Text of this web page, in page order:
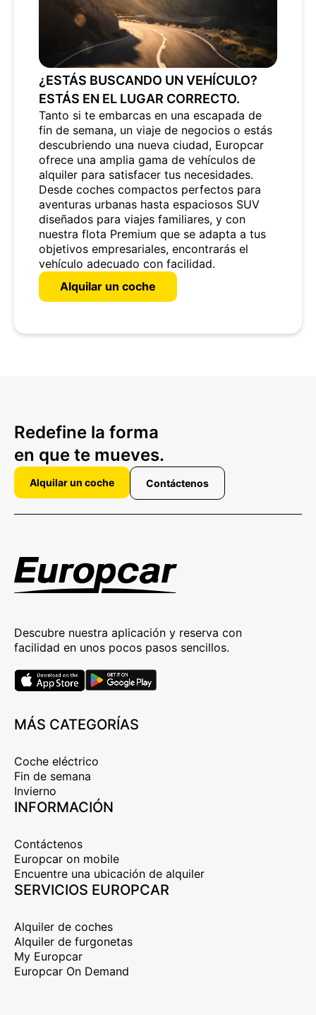
¿ESTÁS BUSCANDO UN VEHÍCULO?
ESTÁS EN EL LUGAR CORRECTO.
Tanto si te embarcas en una escapada de
fin de semana, un viaje de negocios o estás
descubriendo una nueva ciudad, Europcar
ofrece una amplia gama de vehículos de
alquiler para satisfacer tus necesidades.
Desde coches compactos perfectos para
aventuras urbanas hasta espaciosos SUV
diseñados para viajes familiares, y con
nuestra flota Premium que se adapta a tus
objetivos empresariales, encontrarás el
vehículo adecuado con facilidad.
Alquilar un coche
Redefine la forma
en que te mueves.
Alquilar un coche Contáctenos
Descubre nuestra aplicación y reserva con
facilidad en unos pocos pasos sencillos.
MÁS CATEGORÍAS
Coche eléctrico
Fin de semana
Invierno
INFORMACIÓN
Contáctenos
Europcar on mobile
Encuentre una ubicación de alquiler
SERVICIOS EUROPCAR
Alquiler de coches
Alquiler de furgonetas
My Europcar
Europcar On Demand